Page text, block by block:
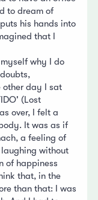
to dream of
his hands into
that I
why I do
day I sat
(Lost
over, I felt a
It was as if
a feeling of
without
of happiness
that, in the
than that: I was